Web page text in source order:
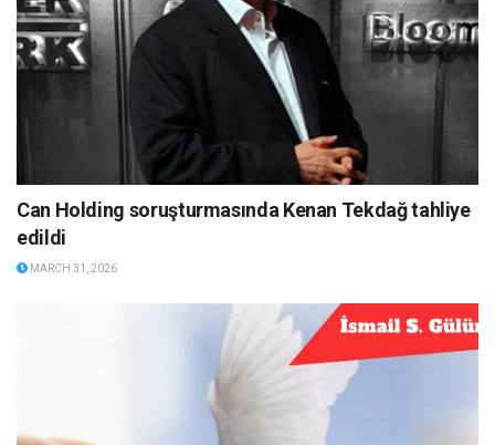
Can Holding soruşturmasında Kenan Tekdağ tahliye
edildi
MARCH 31, 2026